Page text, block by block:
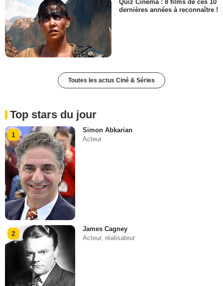
Quiz Cinéma : 8 films de ces 10
dernières années à reconnaître !
Toutes les actus Ciné & Séries
Top stars du jour
1
Simon Abkarian
Acteur
2
James Cagney
Acteur, réalisateur